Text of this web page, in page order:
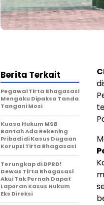
Berita Terkait
Pegawai Tirta Bhagasasi
Mengaku Dipaksa Tanda
Tangani Mosi
Kuasa Hukum MSB
Bantah Ada Rekening
Pribadi di Kasus Dugaan
Korupsi Tirta Bhagasasi
Terungkap di DPRD!
Dewas Tirta Bhagasasi
Akui Tak Pernah Dapat
Laporan Kasus Hukum
Eks Direksi